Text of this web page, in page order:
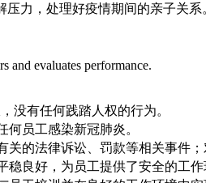
力，处理好疫情期间的亲子关系
and evaluates performance.
没有任何践踏人权的行为。
员工感染新冠肺炎。
关的法律诉讼、罚款等相关事件
良好，为员工提供了安全的工作